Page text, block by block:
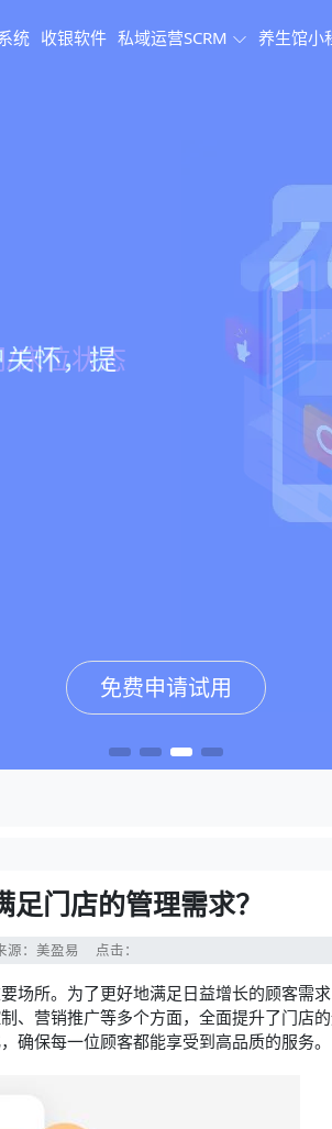
统 收银软件 私域运营SCRM 养生馆小
务、营
免费申请试用
怀，提
免费申请试用
床位状态
免费申请试用
，数据
免费申请试用
门店的管理需求？
源：美盈易 点击：
所。为了更好地满足日益增长的顾客需求
、营销推广等多个方面，全面提升了门店
确保每一位顾客都能享受到高品质的服务。